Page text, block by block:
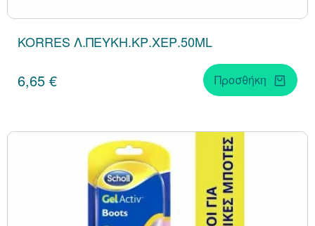
KORRES Λ.ΠΕΥΚΗ.ΚΡ.ΧΕΡ.50ML
6,65 € Προσθήκη